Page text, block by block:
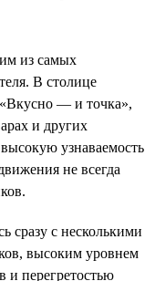
из самых
В столице
«Вкусно — и точка»,
и других
узнаваемость
не всегда
сразу с несколькими
высоким уровнем
и перегретостью